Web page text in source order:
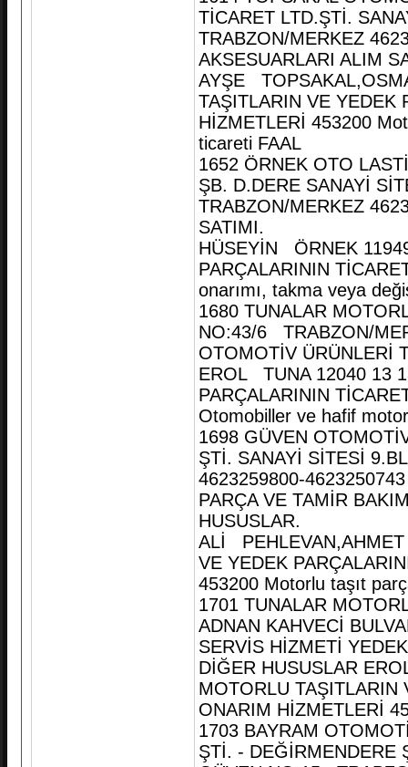
TİCARET LTD.ŞTİ.
TRABZON/MERKEZ
AKSESUARLARI ALIM
AYŞE
TAŞITLARIN VE YEDEK
HİZMETLERİ 453200
ticareti FAAL
1652 ÖRNEK OTO
ŞB. D.DERE SANAYİ
TRABZON/MERKEZ
SATIMI.
HÜSEYİN ÖRNEK
PARÇALARININ
onarımı, takma veya
1680 TUNALAR
NO:43/6 TRABZON/
OTOMOTİV ÜRÜNLERİ
EROL TUNA 12040 13
PARÇALARININ
Otomobiller ve hafif
1698 GÜVEN
ŞTİ. SANAYİ SİTESİ
4623259800-
PARÇA VE TAMİR
HUSUSLAR.
ALİ
VE YEDEK
453200 Motorlu taşıt
1701 TUNALAR
ADNAN KAHVECİ
SERVİS HİZMETİ
DİĞER HUSUSLAR
MOTORLU TAŞITLARIN
ONARIM HİZMETLERİ
1703 BAYRAM
ŞTİ. - DEĞİRMENDERE